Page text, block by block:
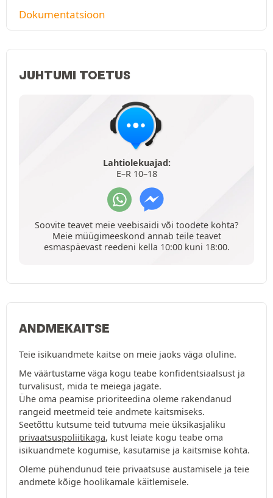
Dokumentatsioon
JUHTUMI TOETUS
Lahtiolekuajad:
E–R 10–18
Soovite teavet meie veebisaidi või toodete kohta?
Meie müügimeeskond annab teile teavet
esmaspäevast reedeni kella 10:00 kuni 18:00.
ANDMEKAITSE
Teie isikuandmete kaitse on meie jaoks väga oluline.
Me väärtustame väga kogu teabe konfidentsiaalsust ja
turvalisust, mida te meiega jagate.
Ühe oma peamise prioriteedina oleme rakendanud
rangeid meetmeid teie andmete kaitsmiseks.
Seetõttu kutsume teid tutvuma meie üksikasjaliku
privaatsuspoliitikaga, kust leiate kogu teabe oma
isikuandmete kogumise, kasutamise ja kaitsmise kohta.
Oleme pühendunud teie privaatsuse austamisele ja teie
andmete kõige hoolikamale käitlemisele.